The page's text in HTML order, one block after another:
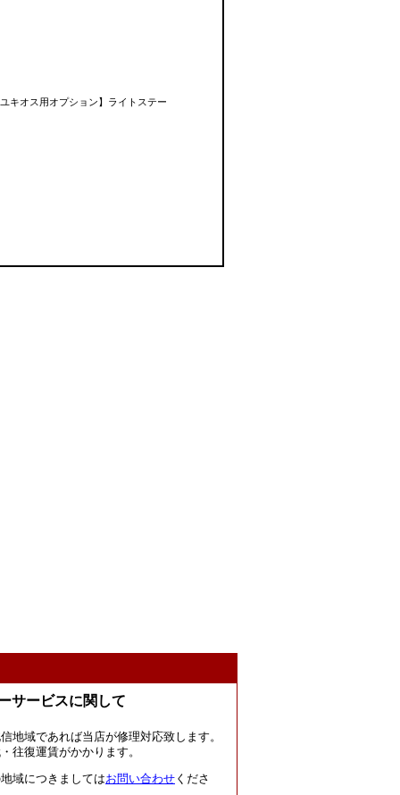
ユキオス用オプション】ライトステー
サービスに関して
地域であれば当店が修理対応致します。
往復運賃がかかります。
域につきましてはお問い合わせ くださ